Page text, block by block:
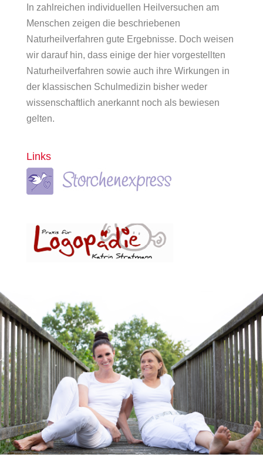
In zahlreichen individuellen Heilversuchen am
Menschen zeigen die beschriebenen
Naturheilverfahren gute Ergebnisse. Doch weisen
wir darauf hin, dass einige der hier vorgestellten
Naturheilverfahren sowie auch ihre Wirkungen in
der klassischen Schulmedizin bisher weder
wissenschaftlich anerkannt noch als bewiesen
gelten.
Links